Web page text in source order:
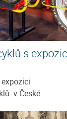
s
v České ...